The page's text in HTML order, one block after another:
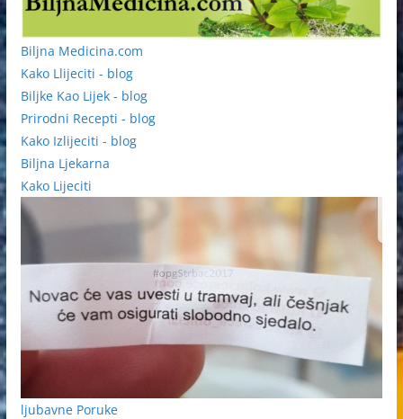
Biljna Medicina.com
Kako Llijeciti - blog
Biljke Kao Lijek - blog
Prirodni Recepti - blog
Kako Izlijeciti - blog
Biljna Ljekarna
Kako Lijeciti
ljubavne Poruke